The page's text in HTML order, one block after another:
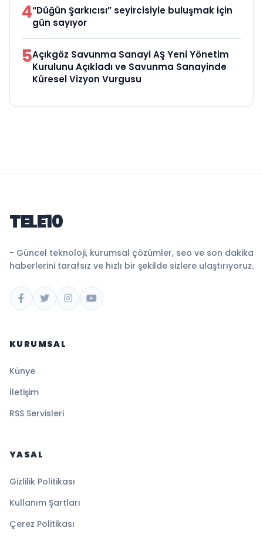
4“Düğün Şarkıcısı” seyircisiyle buluşmak için
gün sayıyor
5Açıkgöz Savunma Sanayi AŞ Yeni Yönetim
Kurulunu Açıkladı ve Savunma Sanayinde
Küresel Vizyon Vurgusu
TELE10
- Güncel teknoloji, kurumsal çözümler, seo ve son dakika
haberlerini tarafsız ve hızlı bir şekilde sizlere ulaştırıyoruz.
KURUMSAL
Künye
İletişim
RSS Servisleri
YASAL
Gizlilik Politikası
Kullanım Şartları
Çerez Politikası